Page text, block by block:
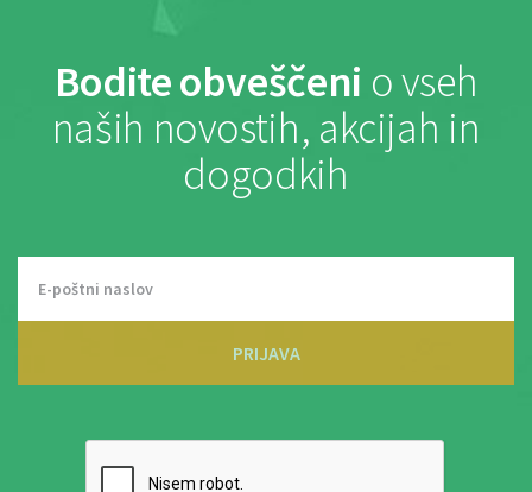
Bodite obveščeni o vseh
naših novostih, akcijah in
dogodkih
PRIJAVA